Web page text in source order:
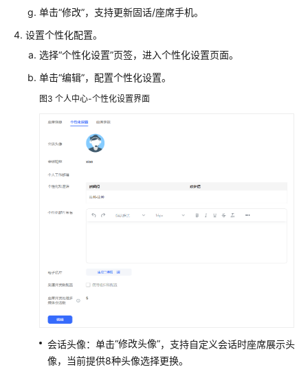
器
息
弹
提
醒
理
语
音
业
视
频
业
务
处
理
单击“修改”，支持更新固话/座席手机。
设置个性化配置。
选择“个性化设置”页签，进入个性化设置页面。
单击“编辑”，配置个性化设置。
图3 个人中心-个性化设置界面
会话头像：单击“修改头像”，支持自定义会话时座席展示头
像，当前提供8种头像选择更换。